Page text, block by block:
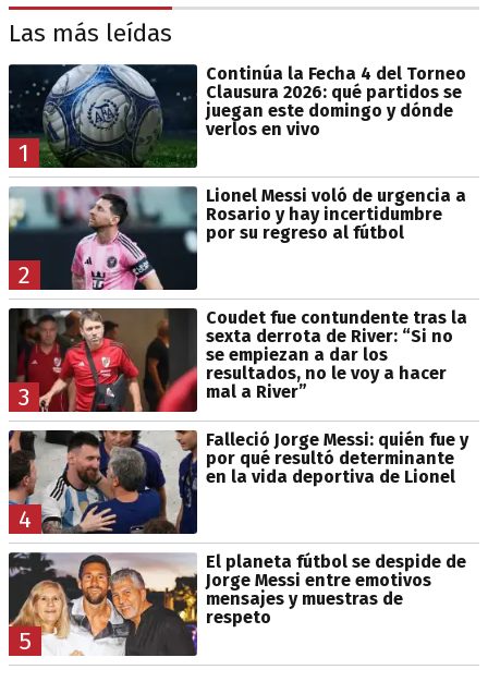
Las más leídas
1
Continúa la Fecha 4 del Torneo
Clausura 2026: qué partidos se
juegan este domingo y dónde
verlos en vivo
2
Lionel Messi voló de urgencia a
Rosario y hay incertidumbre
por su regreso al fútbol
3
Coudet fue contundente tras la
sexta derrota de River: “Si no
se empiezan a dar los
resultados, no le voy a hacer
mal a River”
4
Falleció Jorge Messi: quién fue y
por qué resultó determinante
en la vida deportiva de Lionel
5
El planeta fútbol se despide de
Jorge Messi entre emotivos
mensajes y muestras de
respeto